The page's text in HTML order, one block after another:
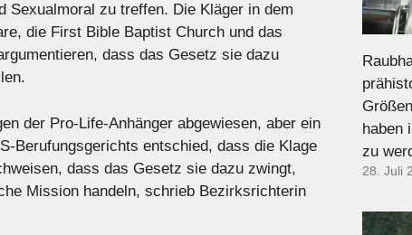
Sexualmoral zu treffen. Die Kläger in dem
die First Bible Baptist Church und das
dass das Gesetz sie dazu
der Pro-Life-Anhänger abgewiesen, aber ein
Berufungsgerichts entschied, dass die Klage
dass das Gesetz sie dazu zwingt,
Mission handeln, schrieb Bezirksrichterin
haben
zu
28. Juli